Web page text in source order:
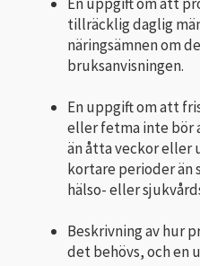
tillräcklig daglig
näringsämnen om
bruksanvisningen.
En uppgift om att
eller fetma inte bör
än åtta veckor eller
kortare perioder än
hälso- eller
Beskrivning av hur
det behövs, och en